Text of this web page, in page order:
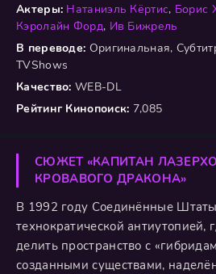
Актеры: Натаниэль Кёртис, Борис
Кэролайн Форд, Ив Бижрель
В переводе: Оригинальная,
TVShows
Качество: WEB-DL
Рейтинг Кинопоиск: 7,085
СЮЖЕТ «КАПИТАН
КРОВАВОГО ДРАКОНА»
В 1992 году Соединённые
технократической
делить пространство с
созданными существами,